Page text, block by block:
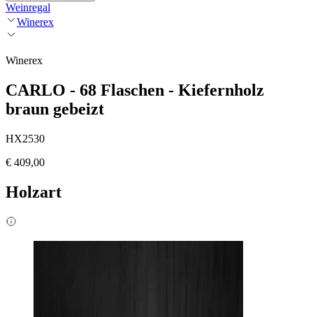
Weinregal
Winerex
Winerex
CARLO - 68 Flaschen - Kiefernholz
braun gebeizt
HX2530
€ 409,00
Holzart